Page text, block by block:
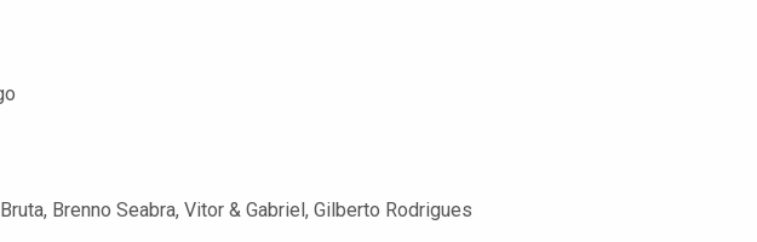
Brenno Seabra, Vitor & Gabriel, Gilberto Rodrigues